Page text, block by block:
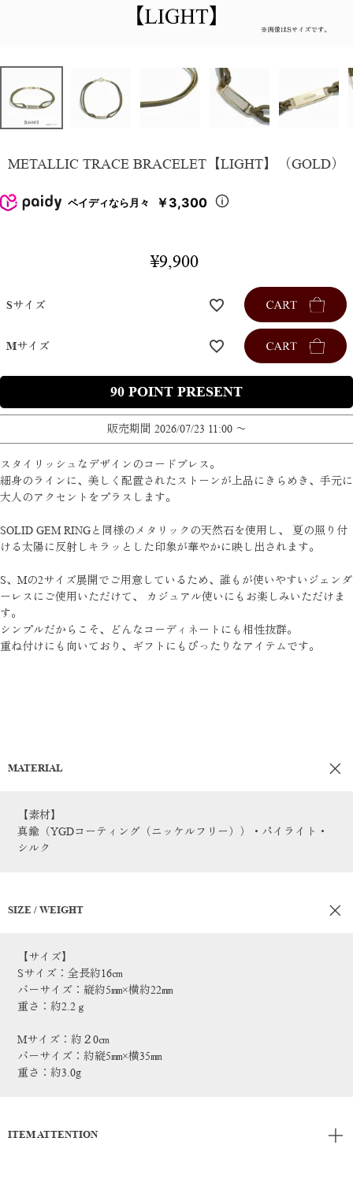
METALLIC TRACE BRACELET【LIGHT】（GOLD）
ペイディなら月々 ￥3,300
¥9,900
Sサイズ
Mサイズ
90
販売期間 2026/07/23 11:00 〜
スタイリッシュなデザインのコードブレス。
細身のラインに、美しく配置されたストーンが上品にきらめき、手元に
大人のアクセントをプラスします。
SOLID GEM RINGと同様のメタリックの天然石を使用し、 夏の照り付
ける太陽に反射しキラッとした印象が華やかに映し出されます。
S、Mの2サイズ展開でご用意しているため、誰もが使いやすいジェンダ
ーレスにご使用いただけて、 カジュアル使いにもお楽しみいただけま
す。
シンプルだからこそ、どんなコーディネートにも相性抜群。
重ね付けにも向いており、ギフトにもぴったりなアイテムです。
MATERIAL
【素材】
真鍮（YGDコーティング（ニッケルフリー））・パイライト・
シルク
SIZE / WEIGHT
【サイズ】
Sサイズ：全長約16㎝
バーサイズ：縦約5㎜×横約22㎜
重さ：約2.2ｇ
Mサイズ：約２0㎝
バーサイズ：約縦5㎜×横35㎜
重さ：約3.0g
ITEM ATTENTION